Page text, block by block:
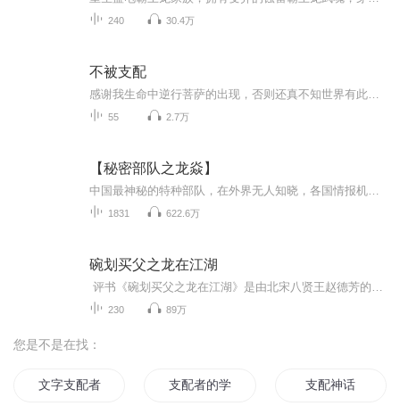
240 30.4万
不被支配
55 2.7万
【秘密部队之龙焱】
1831 622.6万
碗划买父之龙在江湖
230 89万
您是不是在找：
文字支配者 支配者的学徒 支配神话